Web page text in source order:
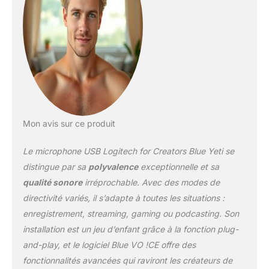
HD Monitoring sans
latence : Monitorez votre
enregistrement audio
avec précision grâce à la
sortie casque et contrôle
du volume, assurant un
son idéal à chaque fois
Mon avis sur ce produit
Le microphone USB Logitech for Creators Blue Yeti se
distingue par sa polyvalenceexceptionnelle et sa
qualité sonoreirréprochable. Avec des modes de
directivité variés, il s’adapte à toutes les situations :
enregistrement, streaming, gaming ou podcasting. Son
installation est un jeu d’enfant grâce à la fonction plug-
and-play, et le logiciel Blue VO !CE offre des
fonctionnalités avancées qui raviront les créateurs de